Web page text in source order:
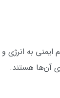
به انرژی و
آن‌ها هستند.